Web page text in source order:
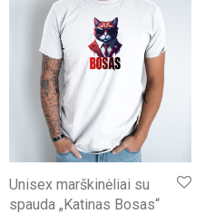
Unisex marškinėliai su
spauda „Katinas Bosas“